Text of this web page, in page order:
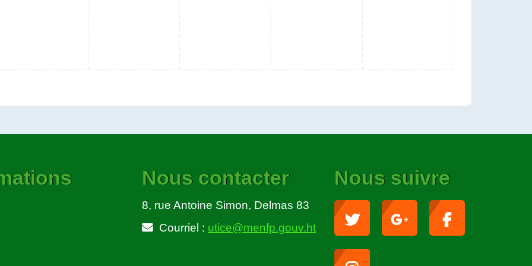
Nous contacter
8, rue Antoine Simon, Delmas 83
Courriel : utice@menfp.gouv.ht
Nous suivre